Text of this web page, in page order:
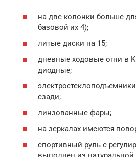
на две колонки больше
базовой их 4);
литые диски на 15;
дневные ходовые огни в
диодные;
сзади;
линзованные фары;
на зеркалах имеются
спортивный руль с